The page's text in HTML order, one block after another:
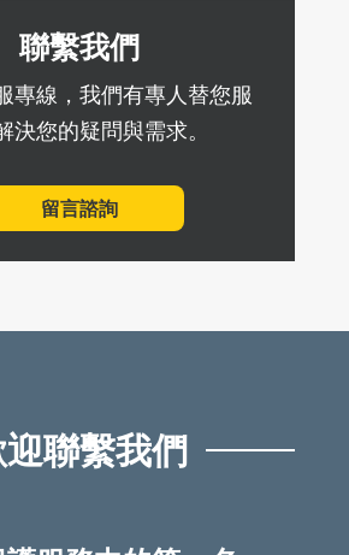
聯繫我們
專線，我們有專人替您服
決您的疑問與需求。
留言諮詢
聯繫我們